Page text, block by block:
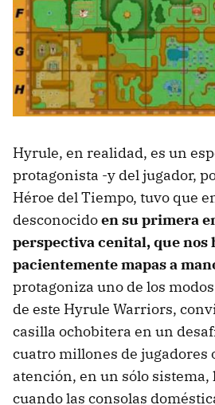
Hyrule, en realidad, es un
protagonista -y del jugador,
Héroe del Tiempo, tuvo que
desconocidoen su primera
perspectiva cenital, que nos
pacientemente mapas a
protagoniza uno de los
de este Hyrule Warriors,
casilla ochobitera en un
cuatro millones de jugadores
atención, en un sólo sistema,
cuando las consolas